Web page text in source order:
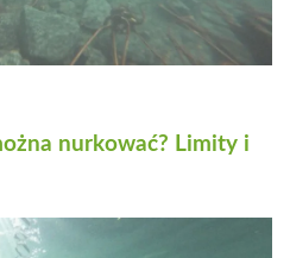
nurkować? Limity i